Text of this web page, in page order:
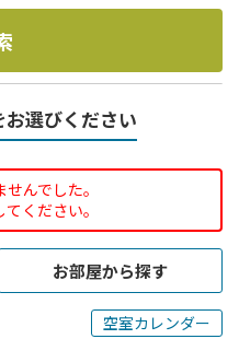
選びください
んでした。
ください。
お部屋から探す
空室カレンダー